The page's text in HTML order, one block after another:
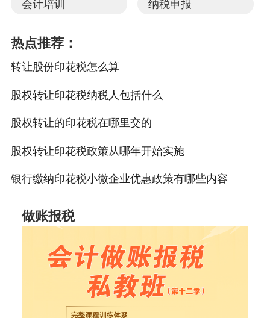
会计培训 纳税申报
热点推荐：
转让股份印花税怎么算
股权转让印花税纳税人包括什么
股权转让的印花税在哪里交的
股权转让印花税政策从哪年开始实施
银行缴纳印花税小微企业优惠政策有哪些内容
做账报税